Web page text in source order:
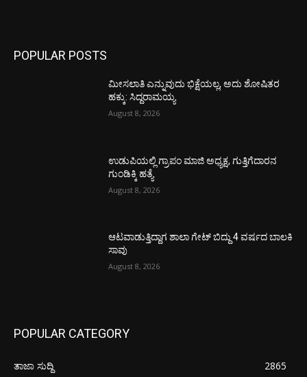
POPULAR POSTS
ಮೀಸಲಾತಿ ಎನ್ನುವುದು ಭಿಕ್ಷೆಯಲ್ಲ, ಅದು ಶೋಷಿತರ
ಹಕ್ಕು: ಸಿದ್ದರಾಮಯ್ಯ
August 8, 2026
ಉಡುಪಿಯಲ್ಲಿ ಗ್ರಾಪಂ ಮಾಜಿ ಅಧ್ಯಕ್ಷ, ಗುತ್ತಿಗೆದಾರನ
ಗುಂಡಿಕ್ಕಿ ಹತ್ಯೆ
August 8, 2026
ಆಟವಾಡುತ್ತಿದ್ದಾಗ ಶಾಲಾ ಗೇಟ್‌ ಬಿದ್ದು 4 ವರ್ಷದ ಬಾಲಕಿ
ಸಾವು
August 8, 2026
POPULAR CATEGORY
ತಾಜಾ ಸುದ್ದಿ
2865